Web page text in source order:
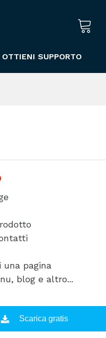
OTTIENI SUPPORTO
una pagina
blog e altro...
Scarica gratis